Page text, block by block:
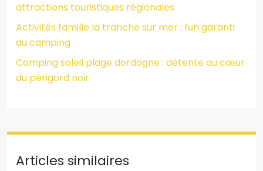
attractions touristiques régionales
Activités famille la tranche sur mer : fun garanti
au camping
Camping soleil plage dordogne : détente au cœur
du périgord noir
Articles similaires